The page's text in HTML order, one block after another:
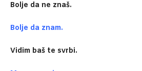
Bolje da ne znaš.
Bolje da znam.
Vidim baš te svrbi.